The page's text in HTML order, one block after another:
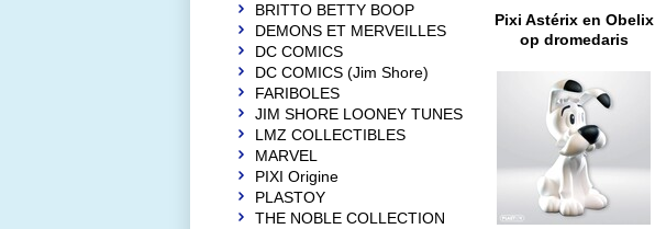
Pixi Astérix en Obelix
op dromedaris
BRITTO BETTY BOOP
DEMONS ET MERVEILLES
DC COMICS
DC COMICS (Jim Shore)
FARIBOLES
JIM SHORE LOONEY TUNES
LMZ COLLECTIBLES
MARVEL
PIXI Origine
PLASTOY
THE NOBLE COLLECTION